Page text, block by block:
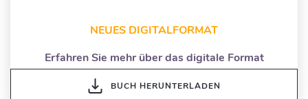
NEUES DIGITALFORMAT
Erfahren Sie mehr über das digitale Format
BUCH HERUNTERLADEN